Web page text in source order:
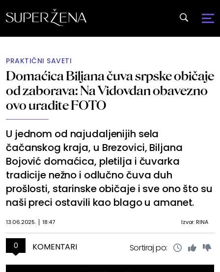
PRAKTIČNI SAVETI
Domaćica Biljana čuva srpske običaje
od zaborava: Na Vidovdan obavezno
ovo uradite FOTO
U jednom od najudaljenijih sela
čačanskog kraja, u Brezovici, Biljana
Bojović domaćica, pletilja i čuvarka
tradicije nežno i odlučno čuva duh
prošlosti, starinske običaje i sve ono što su
naši preci ostavili kao blago u amanet.
13.06.2025. 18:47 Izvor: RINA
0 KOMENTARI Sortiraj po: